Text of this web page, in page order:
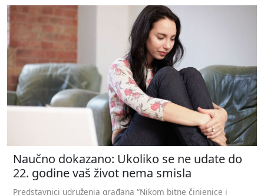
Naučno dokazano: Ukoliko se ne udate do
22. godine vaš život nema smisla
Predstavnici udruženja građana “Nikom bitne činjenice i